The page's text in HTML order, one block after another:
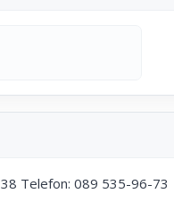
Telefon: 089 535-96-73